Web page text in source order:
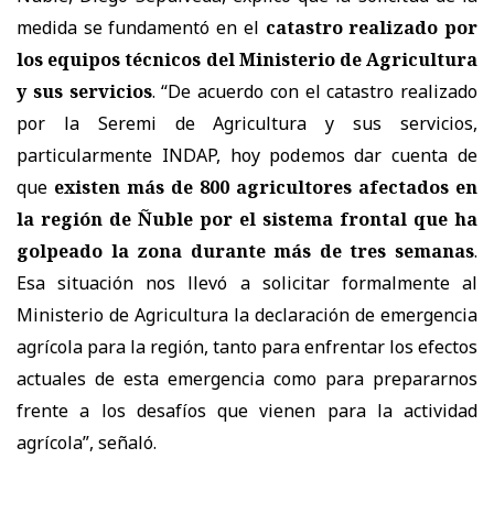
medida se fundamentó en el catastro realizado por
los equipos técnicos del Ministerio de Agricultura
y sus servicios. “De acuerdo con el catastro realizado
por la Seremi de Agricultura y sus servicios,
particularmente INDAP, hoy podemos dar cuenta de
que existen más de 800 agricultores afectados en
la región de Ñuble por el sistema frontal que ha
golpeado la zona durante más de tres semanas.
Esa situación nos llevó a solicitar formalmente al
Ministerio de Agricultura la declaración de emergencia
agrícola para la región, tanto para enfrentar los efectos
actuales de esta emergencia como para prepararnos
frente a los desafíos que vienen para la actividad
agrícola”, señaló.